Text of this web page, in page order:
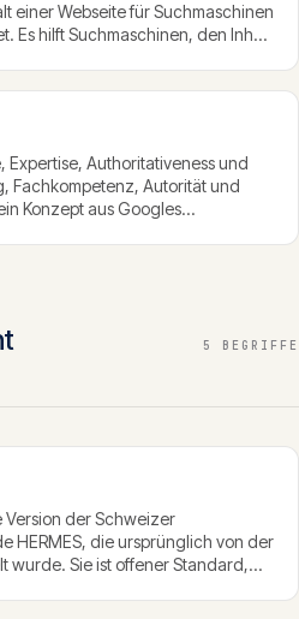
einer Webseite für Suchmaschinen
Es hilft Suchmaschinen, den Inhalt
Expertise, Authoritativeness und
Fachkompetenz, Autorität und
Konzept aus Googles
5 BEGRIFFE
Version der Schweizer
HERMES, die ursprünglich von der
wurde. Sie ist offener Standard,